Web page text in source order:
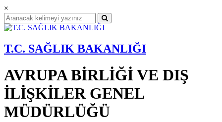
×
T.C. SAĞLIK BAKANLIĞI
AVRUPA BİRLİĞİ VE DIŞ
İLİŞKİLER GENEL
MÜDÜRLÜĞÜ